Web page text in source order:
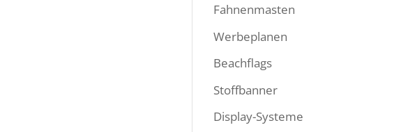
Fahnenmasten
Werbeplanen
Beachflags
Stoffbanner
Display-Systeme